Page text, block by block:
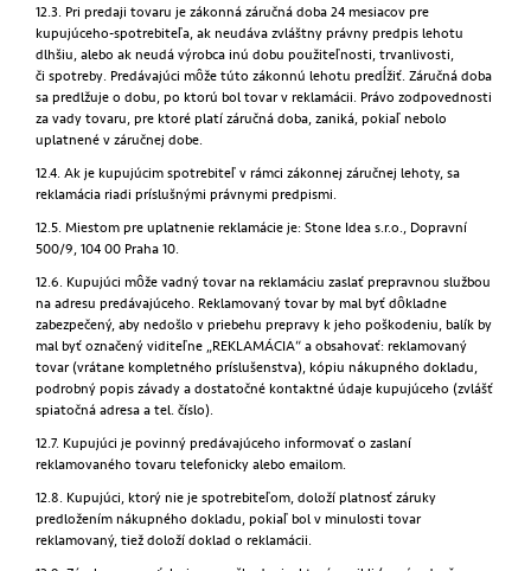
12.3. Pri predaji tovaru je zákonná záručná doba 24 mesiacov pre
kupujúceho-spotrebiteľa, ak neudáva zvláštny právny predpis lehotu
dlhšiu, alebo ak neudá výrobca inú dobu použiteľnosti, trvanlivosti,
či spotreby. Predávajúci môže túto zákonnú lehotu predĺžiť. Záručná doba
sa predlžuje o dobu, po ktorú bol tovar v reklamácii. Právo zodpovednosti
za vady tovaru, pre ktoré platí záručná doba, zaniká, pokiaľ nebolo
uplatnené v záručnej dobe.
12.4. Ak je kupujúcim spotrebiteľ v rámci zákonnej záručnej lehoty, sa
reklamácia riadi príslušnými právnymi predpismi.
12.5. Miestom pre uplatnenie reklamácie je: Stone Idea s.r.o., Dopravní
500/9, 104 00 Praha 10.
12.6. Kupujúci môže vadný tovar na reklamáciu zaslať prepravnou službou
na adresu predávajúceho. Reklamovaný tovar by mal byť dôkladne
zabezpečený, aby nedošlo v priebehu prepravy k jeho poškodeniu, balík by
mal byť označený viditeľne „REKLAMÁCIA“ a obsahovať: reklamovaný
tovar (vrátane kompletného príslušenstva), kópiu nákupného dokladu,
podrobný popis závady a dostatočné kontaktné údaje kupujúceho (zvlášť
spiatočná adresa a tel. číslo).
12.7. Kupujúci je povinný predávajúceho informovať o zaslaní
reklamovaného tovaru telefonicky alebo emailom.
12.8. Kupujúci, ktorý nie je spotrebiteľom, doloží platnosť záruky
predložením nákupného dokladu, pokiaľ bol v minulosti tovar
reklamovaný, tiež doloží doklad o reklamácii.